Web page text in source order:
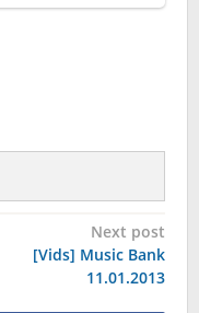
Next post
[Vids] Music Bank
11.01.2013